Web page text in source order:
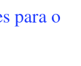
para o